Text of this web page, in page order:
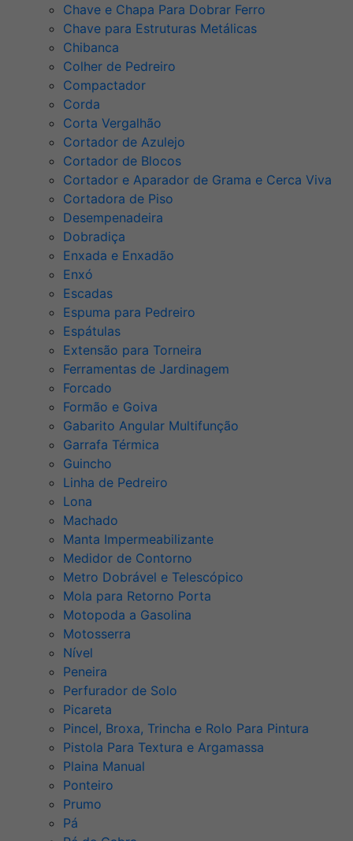
Chave e Chapa Para Dobrar Ferro
Chave para Estruturas Metálicas
Chibanca
Colher de Pedreiro
Compactador
Corda
Corta Vergalhão
Cortador de Azulejo
Cortador de Blocos
Cortador e Aparador de Grama e Cerca Viva
Cortadora de Piso
Desempenadeira
Dobradiça
Enxada e Enxadão
Enxó
Escadas
Espuma para Pedreiro
Espátulas
Extensão para Torneira
Ferramentas de Jardinagem
Forcado
Formão e Goiva
Gabarito Angular Multifunção
Garrafa Térmica
Guincho
Linha de Pedreiro
Lona
Machado
Manta Impermeabilizante
Medidor de Contorno
Metro Dobrável e Telescópico
Mola para Retorno Porta
Motopoda a Gasolina
Motosserra
Nível
Peneira
Perfurador de Solo
Picareta
Pincel, Broxa, Trincha e Rolo Para Pintura
Pistola Para Textura e Argamassa
Plaina Manual
Ponteiro
Prumo
Pá